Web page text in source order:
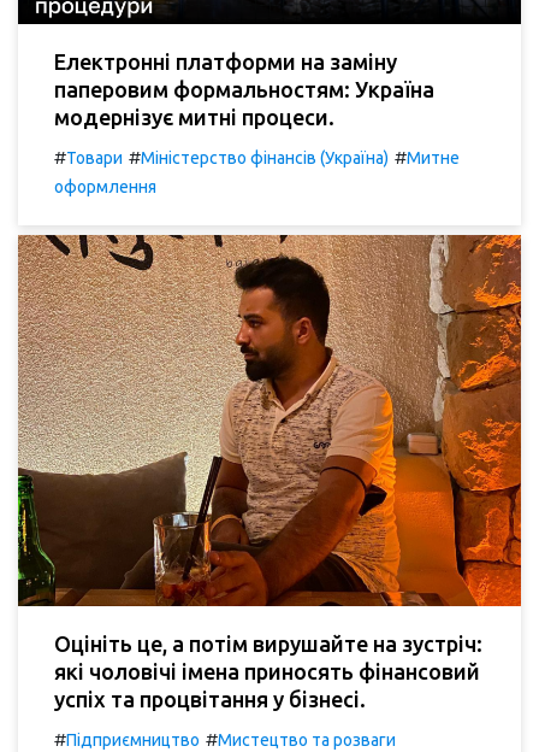
Електронні платформи на заміну
паперовим формальностям: Україна
модернізує митні процеси.
#Товари #Міністерство фінансів (Україна) #Митне
оформлення
Оцініть це, а потім вирушайте на зустріч:
які чоловічі імена приносять фінансовий
успіх та процвітання у бізнесі.
#Підприємництво #Мистецтво та розваги